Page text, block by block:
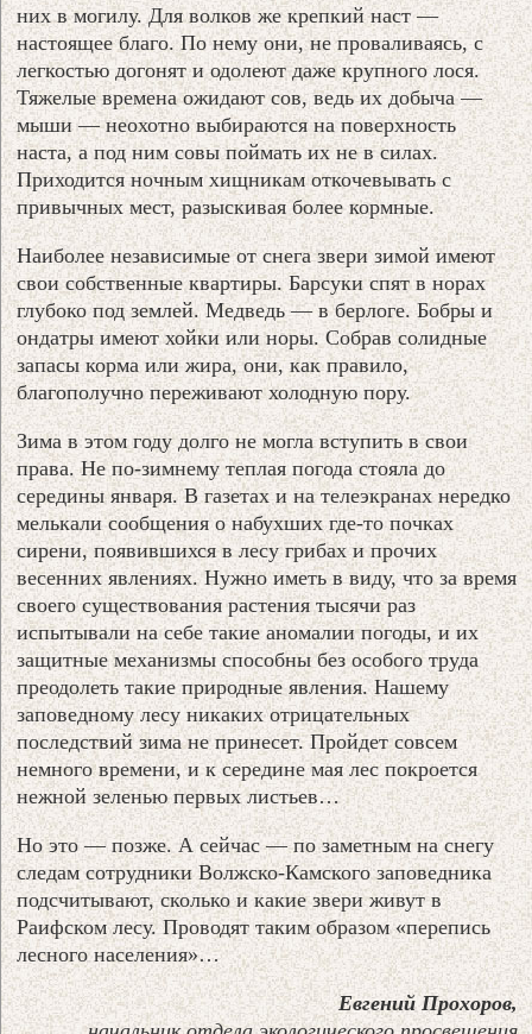
них в могилу. Для волков же крепкий наст —
настоящее благо. По нему они, не проваливаясь, с
легкостью догонят и одолеют даже крупного лося.
Тяжелые времена ожидают сов, ведь их добыча —
мыши — неохотно выбираются на поверхность
наста, а под ним совы поймать их не в силах.
Приходится ночным хищникам откочевывать с
привычных мест, разыскивая более кормные.
Наиболее независимые от снега звери зимой имеют
свои собственные квартиры. Барсуки спят в норах
глубоко под землей. Медведь — в берлоге. Бобры и
ондатры имеют хойки или норы. Собрав солидные
запасы корма или жира, они, как правило,
благополучно переживают холодную пору.
Зима в этом году долго не могла вступить в свои
права. Не по-зимнему теплая погода стояла до
середины января. В газетах и на телеэкранах нередко
мелькали сообщения о набухших где-то почках
сирени, появившихся в лесу грибах и прочих
весенних явлениях. Нужно иметь в виду, что за время
своего существования растения тысячи раз
испытывали на себе такие аномалии погоды, и их
защитные механизмы способны без особого труда
преодолеть такие природные явления. Нашему
заповедному лесу никаких отрицательных
последствий зима не принесет. Пройдет совсем
немного времени, и к середине мая лес покроется
нежной зеленью первых листьев…
Но это — позже. А сейчас — по заметным на снегу
следам сотрудники Волжско-Камского заповедника
подсчитывают, сколько и какие звери живут в
Раифском лесу. Проводят таким образом «перепись
лесного населения»…
Евгений Прохоров,